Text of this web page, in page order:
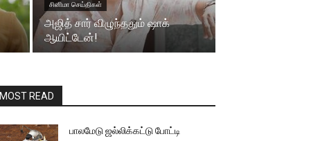
சினிமா செய்திகள்
அஜித் சார் விழுந்ததும் ஷாக்
ஆயிட்டேன்!
MOST READ
பாலமேடு ஜல்லிக்கட்டு போட்டி